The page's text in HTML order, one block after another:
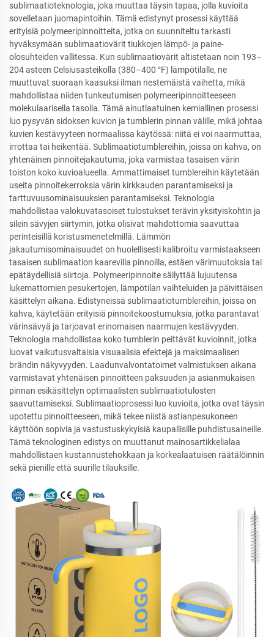
sublimaatioteknologia, joka muuttaa täysin tapaa, jolla kuvioita
sovelletaan juomapintoihin. Tämä edistynyt prosessi käyttää
erityisiä polymeeripinnoitteita, jotka on suunniteltu tarkasti
hyväksymään sublimaatiovärit tiukkojen lämpö- ja paine-
olosuhteiden vallitessa. Kun sublimaatiovärit altistetaan noin 193–
204 asteen Celsiusasteikolla (380–400 °F) lämpötilalle, ne
muuttuvat suoraan kaasuksi ilman nestemäistä vaihetta, mikä
mahdollistaa niiden tunkeutumisen polymeeripinnoitteeseen
molekulaarisella tasolla. Tämä ainutlaatuinen kemiallinen prosessi
luo pysyvän sidoksen kuvion ja tumblerin pinnan välille, mikä johtaa
kuvien kestävyyteen normaalissa käytössä: niitä ei voi naarmuttaa,
irrottaa tai heikentää. Sublimaatiotumblereihin, joissa on kahva, on
yhtenäinen pinnoitejakautuma, joka varmistaa tasaisen värin
toiston koko kuvioalueella. Ammattimaiset tumblereihin käytetään
useita pinnoitekerroksia värin kirkkauden parantamiseksi ja
tarttuvuusominaisuuksien parantamiseksi. Teknologia
mahdollistaa valokuvatasoiset tulostukset terävin yksityiskohtin ja
silein sävyjen siirtymin, jotka olisivat mahdottomia saavuttaa
perinteisillä koristusmenetelmillä. Lämmön
jakautumisominaisuudet on huolellisesti kalibroitu varmistaakseen
tasaisen sublimaation kaarevilla pinnoilla, estäen värimuutoksia tai
epätäydellisiä siirtoja. Polymeeripinnoite säilyttää lujuutensa
lukemattomien pesukertojen, lämpötilan vaihteluiden ja päivittäisen
käsittelyn aikana. Edistyneissä sublimaatiotumblereihin, joissa on
kahva, käytetään erityisiä pinnoitekoostumuksia, jotka parantavat
värinsävyä ja tarjoavat erinomaisen naarmujen kestävyyden.
Teknologia mahdollistaa koko tumblerin peittävät kuvioinnit, jotka
luovat vaikutusvaltaisia visuaalisia efektejä ja maksimaalisen
brändin näkyvyyden. Laadunvalvontatoimet valmistuksen aikana
varmistavat yhtenäisen pinnoitteen paksuuden ja asianmukaisen
pinnan esikäsittelyn optimaalisten sublimaatiotulosten
saavuttamiseksi. Sublimaatioprosessi luo kuvioita, jotka ovat täysin
upotettu pinnoitteeseen, mikä tekee niistä astianpesukoneen
käyttöön sopivia ja vastustuskykyisiä kaupallisille puhdistusaineille.
Tämä teknologinen edistys on muuttanut mainosartikkelialaa
mahdollistaen kustannustehokkaan ja korkealaatuisen räätälöinnin
sekä pienille että suurille tilauksille.